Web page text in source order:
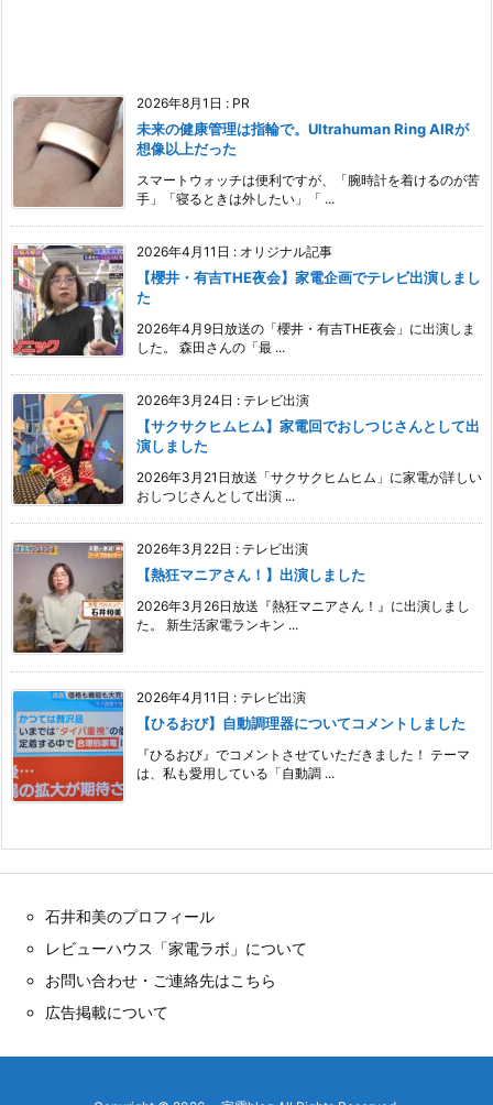
2026年8月1日 : PR
未来の健康管理は指輪で。Ultrahuman Ring AIRが
想像以上だった
スマートウォッチは便利ですが、「腕時計を着けるのが苦
手」「寝るときは外したい」「 ...
2026年4月11日 : オリジナル記事
【櫻井・有吉THE夜会】家電企画でテレビ出演しまし
た
2026年4月9日放送の「櫻井・有吉THE夜会」に出演しま
した。 森田さんの「最 ...
2026年3月24日 : テレビ出演
【サクサクヒムヒム】家電回でおしつじさんとして出
演しました
2026年3月21日放送「サクサクヒムヒム」に家電が詳しい
おしつじさんとして出演 ...
2026年3月22日 : テレビ出演
【熱狂マニアさん！】出演しました
2026年3月26日放送『熱狂マニアさん！』に出演しまし
た。 新生活家電ランキン ...
2026年4月11日 : テレビ出演
【ひるおび】自動調理器についてコメントしました
『ひるおび』でコメントさせていただきました！ テーマ
は、私も愛用している「自動調 ...
石井和美のプロフィール
レビューハウス「家電ラボ」について
お問い合わせ・ご連絡先はこちら
広告掲載について